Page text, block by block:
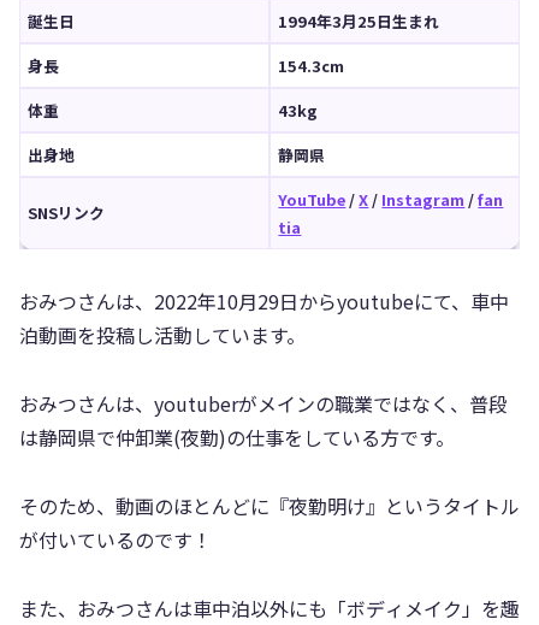
誕生日
1994年3月25日生まれ
身長
154.3cm
体重
43kg
出身地
静岡県
SNSリンク
YouTube/X/ Instagram /fan
tia
おみつさんは、2022年10月29日からyoutubeにて、車中
泊動画を投稿し活動しています。
おみつさんは、youtuberがメインの職業ではなく、普段
は静岡県で仲卸業(夜勤)の仕事をしている方です。
そのため、動画のほとんどに『夜勤明け』というタイトル
が付いているのです！
また、おみつさんは車中泊以外にも「ボディメイク」を趣